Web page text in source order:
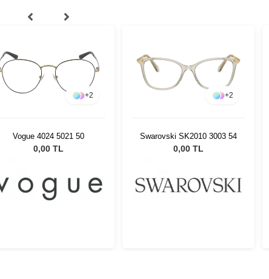
+2
Vogue 4024 5021 50
0,00 TL
+2
Swarovski SK2010 3003 54
0,00 TL